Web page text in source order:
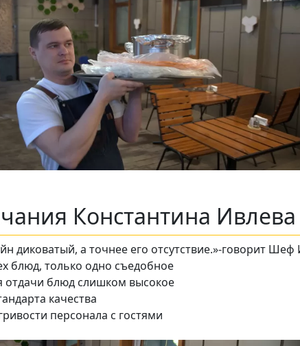
Константина Ивлева
диковатый, а точнее его отсутствие.»-говорит Шеф
блюд, только одно съедобное
отдачи блюд слишком высокое
качества
персонала с гостями